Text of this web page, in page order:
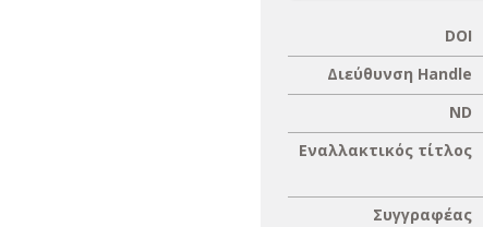
DOI
Διεύθυνση Handle
ND
Εναλλακτικός τίτλος
Συγγραφέας